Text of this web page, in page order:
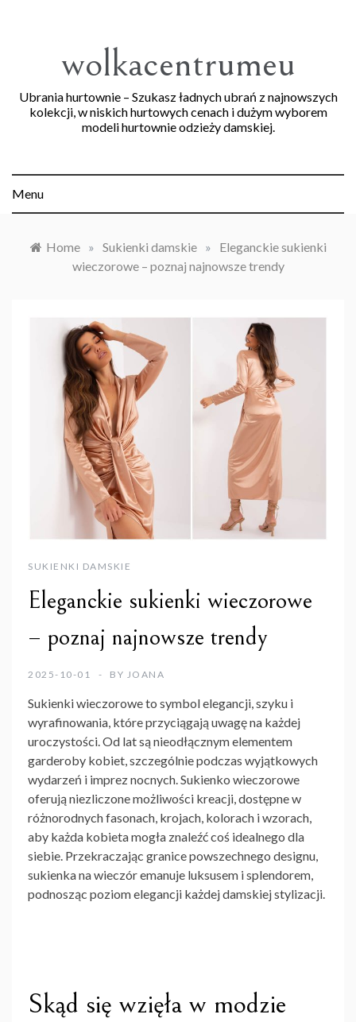
wolkacentrumeu
Ubrania hurtownie – Szukasz ładnych ubrań z najnowszych
kolekcji, w niskich hurtowych cenach i dużym wyborem
modeli hurtownie odzieży damskiej.
Menu
Home » Sukienki damskie »
Eleganckie sukienki
wieczorowe – poznaj najnowsze trendy
SUKIENKI DAMSKIE
Eleganckie sukienki wieczorowe
– poznaj najnowsze trendy
2025-10-01 BY JOANA
Sukienki wieczoroweto symbol elegancji, szyku i
wyrafinowania, które przyciągają uwagę na każdej
uroczystości. Od lat są nieodłącznym elementem
garderoby kobiet, szczególnie podczas wyjątkowych
wydarzeń i imprez nocnych. Sukienko wieczorowe
oferują niezliczone możliwości kreacji, dostępne w
różnorodnych fasonach, krojach, kolorach i wzorach,
aby każda kobieta mogła znaleźć coś idealnego dla
siebie. Przekraczając granice powszechnego designu,
sukienka na wieczór emanuje luksusem i splendorem,
podnosząc poziom elegancji każdej damskiej stylizacji.
Skąd się wzięła w modzie